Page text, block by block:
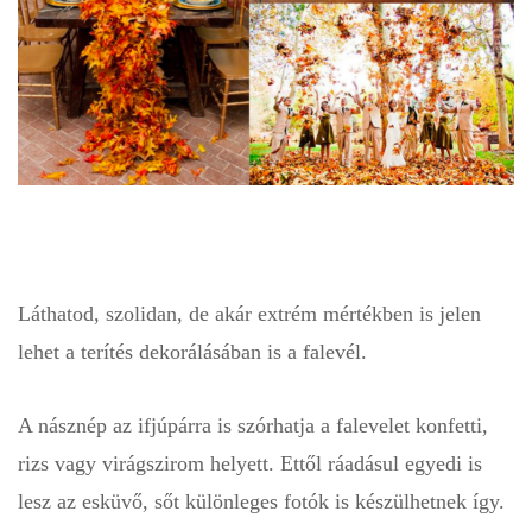
Láthatod, szolidan, de akár extrém mértékben is jelen
lehet a terítés dekorálásában is a falevél.
A násznép az ifjúpárra is szórhatja a falevelet konfetti,
rizs vagy virágszirom helyett. Ettől ráadásul egyedi is
lesz az esküvő, sőt különleges fotók is készülhetnek így.